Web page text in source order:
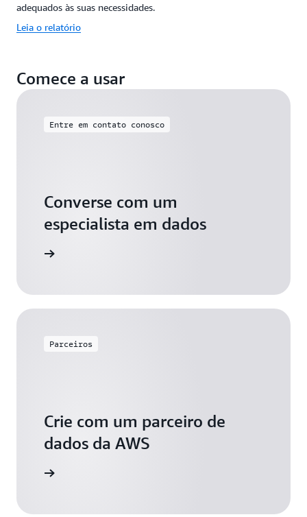
adequados às suas necessidades.
Leia o relatório
Comece a usar
Entre em contato conosco
Converse com um
especialista em dados
Parceiros
Crie com um parceiro de
dados da AWS